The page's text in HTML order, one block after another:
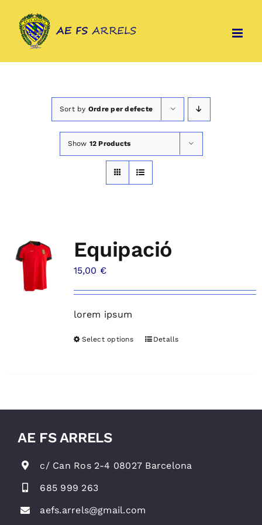
content
Sort by Ordre per defecte
Show 12 Products
Equipació
15,00 €
lorem ipsum
Select options Detalls
AE FS ARRELS
c/ Can Ros 2-4 08027 Barcelona
685 999 263
aefs.arrels@gmail.com